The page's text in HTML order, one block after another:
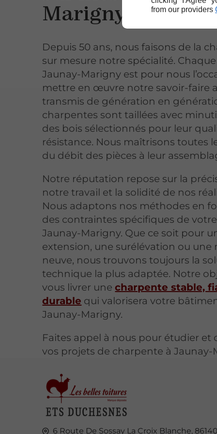
from our providers
Marigny
Depuis 50 ans, nous faisons de la
sur mesure notre spécialité.
Jaunay-Marigny est pour nous
mettre en œuvre notre savoir-faire
transmis de génération en
charpentes sont taillées avec
des bois sélectionnés pour leur
résistance. Nous maîtrisons toutes
du débit des pièces à leur
Notre réputation repose sur la
notre travail et la solidité de nos
Nous adaptons nos méthodes en
des contraintes spécifiques de
Jaunay-Marigny. Que ce soit pour
extension, une surélévation ou une
neuve, nous trouvons toujours la
technique la plus adaptée. Notre
vous livrer unecharpente stable,
durable qui valorisera votre
Jaunay-Marigny.
Faites appel à nous pour étudier et
vos projets de charpente à Jaunay-
6 Route De Sossay La Croix Blanche, 86140